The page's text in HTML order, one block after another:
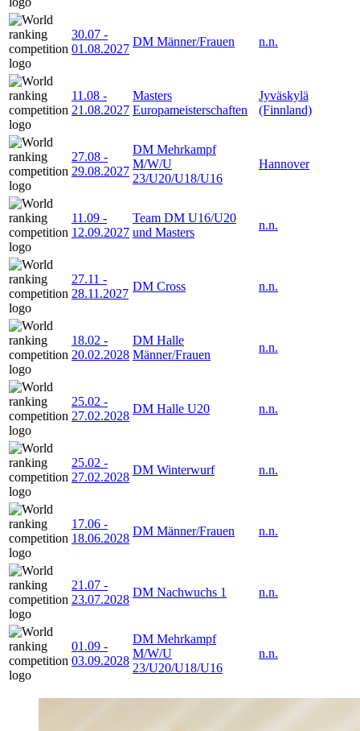
30.07 -
01.08.2027
DM Männer/Frauen n.n.
11.08 -
21.08.2027
Masters
Europameisterschaften
Jyväskylä
(Finnland)
27.08 -
29.08.2027
DM Mehrkampf
M/W/U
23/U20/U18/U16
Hannover
11.09 -
12.09.2027
Team DM U16/U20
und Masters
n.n.
27.11 -
28.11.2027
DM Cross n.n.
18.02 -
20.02.2028
DM Halle
Männer/Frauen
n.n.
25.02 -
27.02.2028
DM Halle U20 n.n.
25.02 -
27.02.2028
DM Winterwurf n.n.
17.06 -
18.06.2028
DM Männer/Frauen n.n.
21.07 -
23.07.2028
DM Nachwuchs 1 n.n.
01.09 -
03.09.2028
DM Mehrkampf
M/W/U
23/U20/U18/U16
n.n.